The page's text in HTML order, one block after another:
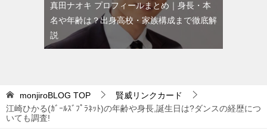
真田ナオキ プロフィールまとめ｜身長・本
名や年齢は？出身高校・家族構成まで徹底解
説
monjiroBLOG TOP
賢威リンクカード
江崎ひかる(ｶﾞｰﾙｽﾞﾌﾟﾗﾈｯﾄ)の年齢や身長,誕生日は?ダンスの経歴につ
いても調査!